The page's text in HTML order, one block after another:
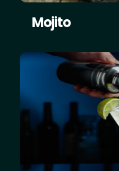
Mojito